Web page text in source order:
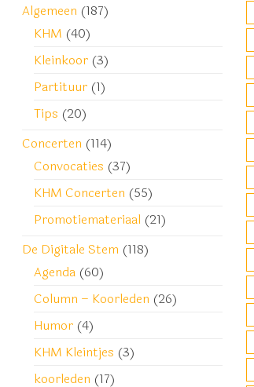
Algemeen (187)
KHM (40)
Kleinkoor (3)
Partituur (1)
Tips (20)
Concerten (114)
Convocaties (37)
KHM Concerten (55)
Promotiemateriaal (21)
De Digitale Stem (118)
Agenda (60)
Column – Koorleden (26)
Humor (4)
KHM Kleintjes (3)
koorleden (17)